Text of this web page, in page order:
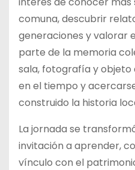
comuna, descubrir
generaciones y valorar
parte de la memoria
sala, fotografía y
en el tiempo y
construido la historia
La jornada se
invitación a aprender,
vínculo con el